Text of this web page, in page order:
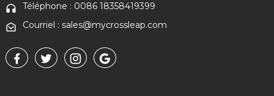
Téléphone : 0086 18358419399
Courriel : sales@mycrossleap.com